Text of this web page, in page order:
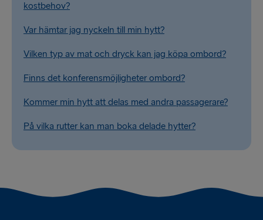
kostbehov?
Var hämtar jag nyckeln till min hytt?
Vilken typ av mat och dryck kan jag köpa ombord?
Finns det konferensmöjligheter ombord?
Kommer min hytt att delas med andra passagerare?
På vilka rutter kan man boka delade hytter?